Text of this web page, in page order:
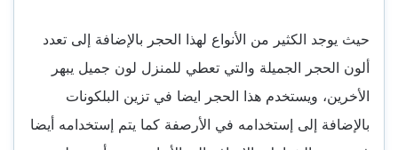
حيث يوجد الكثير من الأنواع لهذا الحجر بالإضافة إلى تعدد
ألون الحجر الجميلة والتي تعطي للمنزل لون جميل يبهر
الأخرين، ويستخدم هذا الحجر ايضا في تزين البلكونات
بالإضافة إلى إستخدامه في الأرصفة كما يتم إستخدامه أيضا